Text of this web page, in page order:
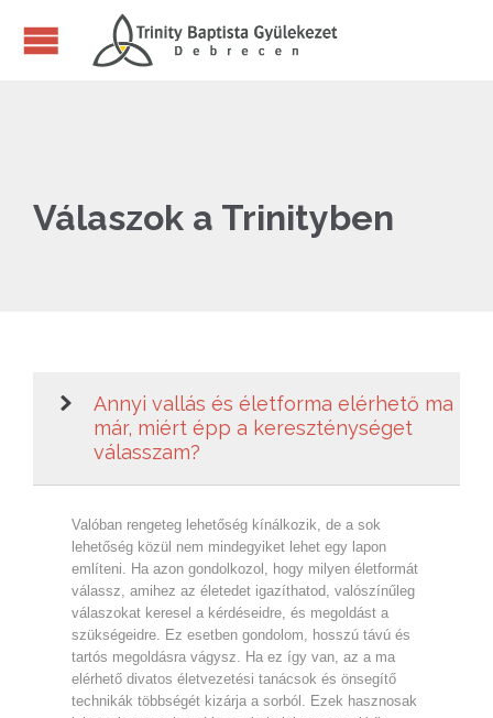
Válaszok a Trinityben
Annyi vallás és életforma elérhető ma
már, miért épp a kereszténységet
válasszam?
Valóban rengeteg lehetőség kínálkozik, de a sok
lehetőség közül nem mindegyiket lehet egy lapon
említeni. Ha azon gondolkozol, hogy milyen életformát
válassz, amihez az életedet igazíthatod, valószínűleg
válaszokat keresel a kérdéseidre, és megoldást a
szükségeidre. Ez esetben gondolom, hosszú távú és
tartós megoldásra vágysz. Ha ez így van, az a ma
elérhető divatos életvezetési tanácsok és önsegítő
technikák többségét kizárja a sorból. Ezek hasznosak